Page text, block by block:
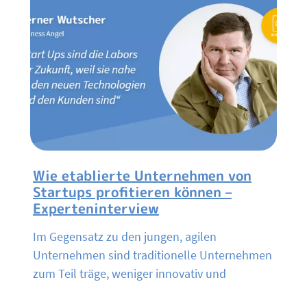
Wie etablierte Unternehmen von
Startups profitieren können –
Experteninterview
Im Gegensatz zu den jungen, agilen
Unternehmen sind traditionelle Unternehmen
zum Teil träge, weniger innovativ und